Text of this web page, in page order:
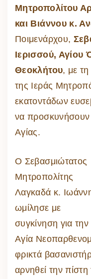
Μητροπολίτου
και Βιάννου κ.
Ποιμενάρχου,
Ιερισσού, Αγίου
Θεοκλήτου, με
της Ιεράς
εκατοντάδων
να προσκυνήσουν
Αγίας.
Ο Σεβασμιώτατος
Μητροπολίτης
Λαγκαδά κ.
ωμίλησε με
συγκίνηση για την
Αγία
φρικτά
αρνηθεί την